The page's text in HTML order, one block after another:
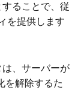
ることで、従
を提供します
は、サーバーが
を解除するた